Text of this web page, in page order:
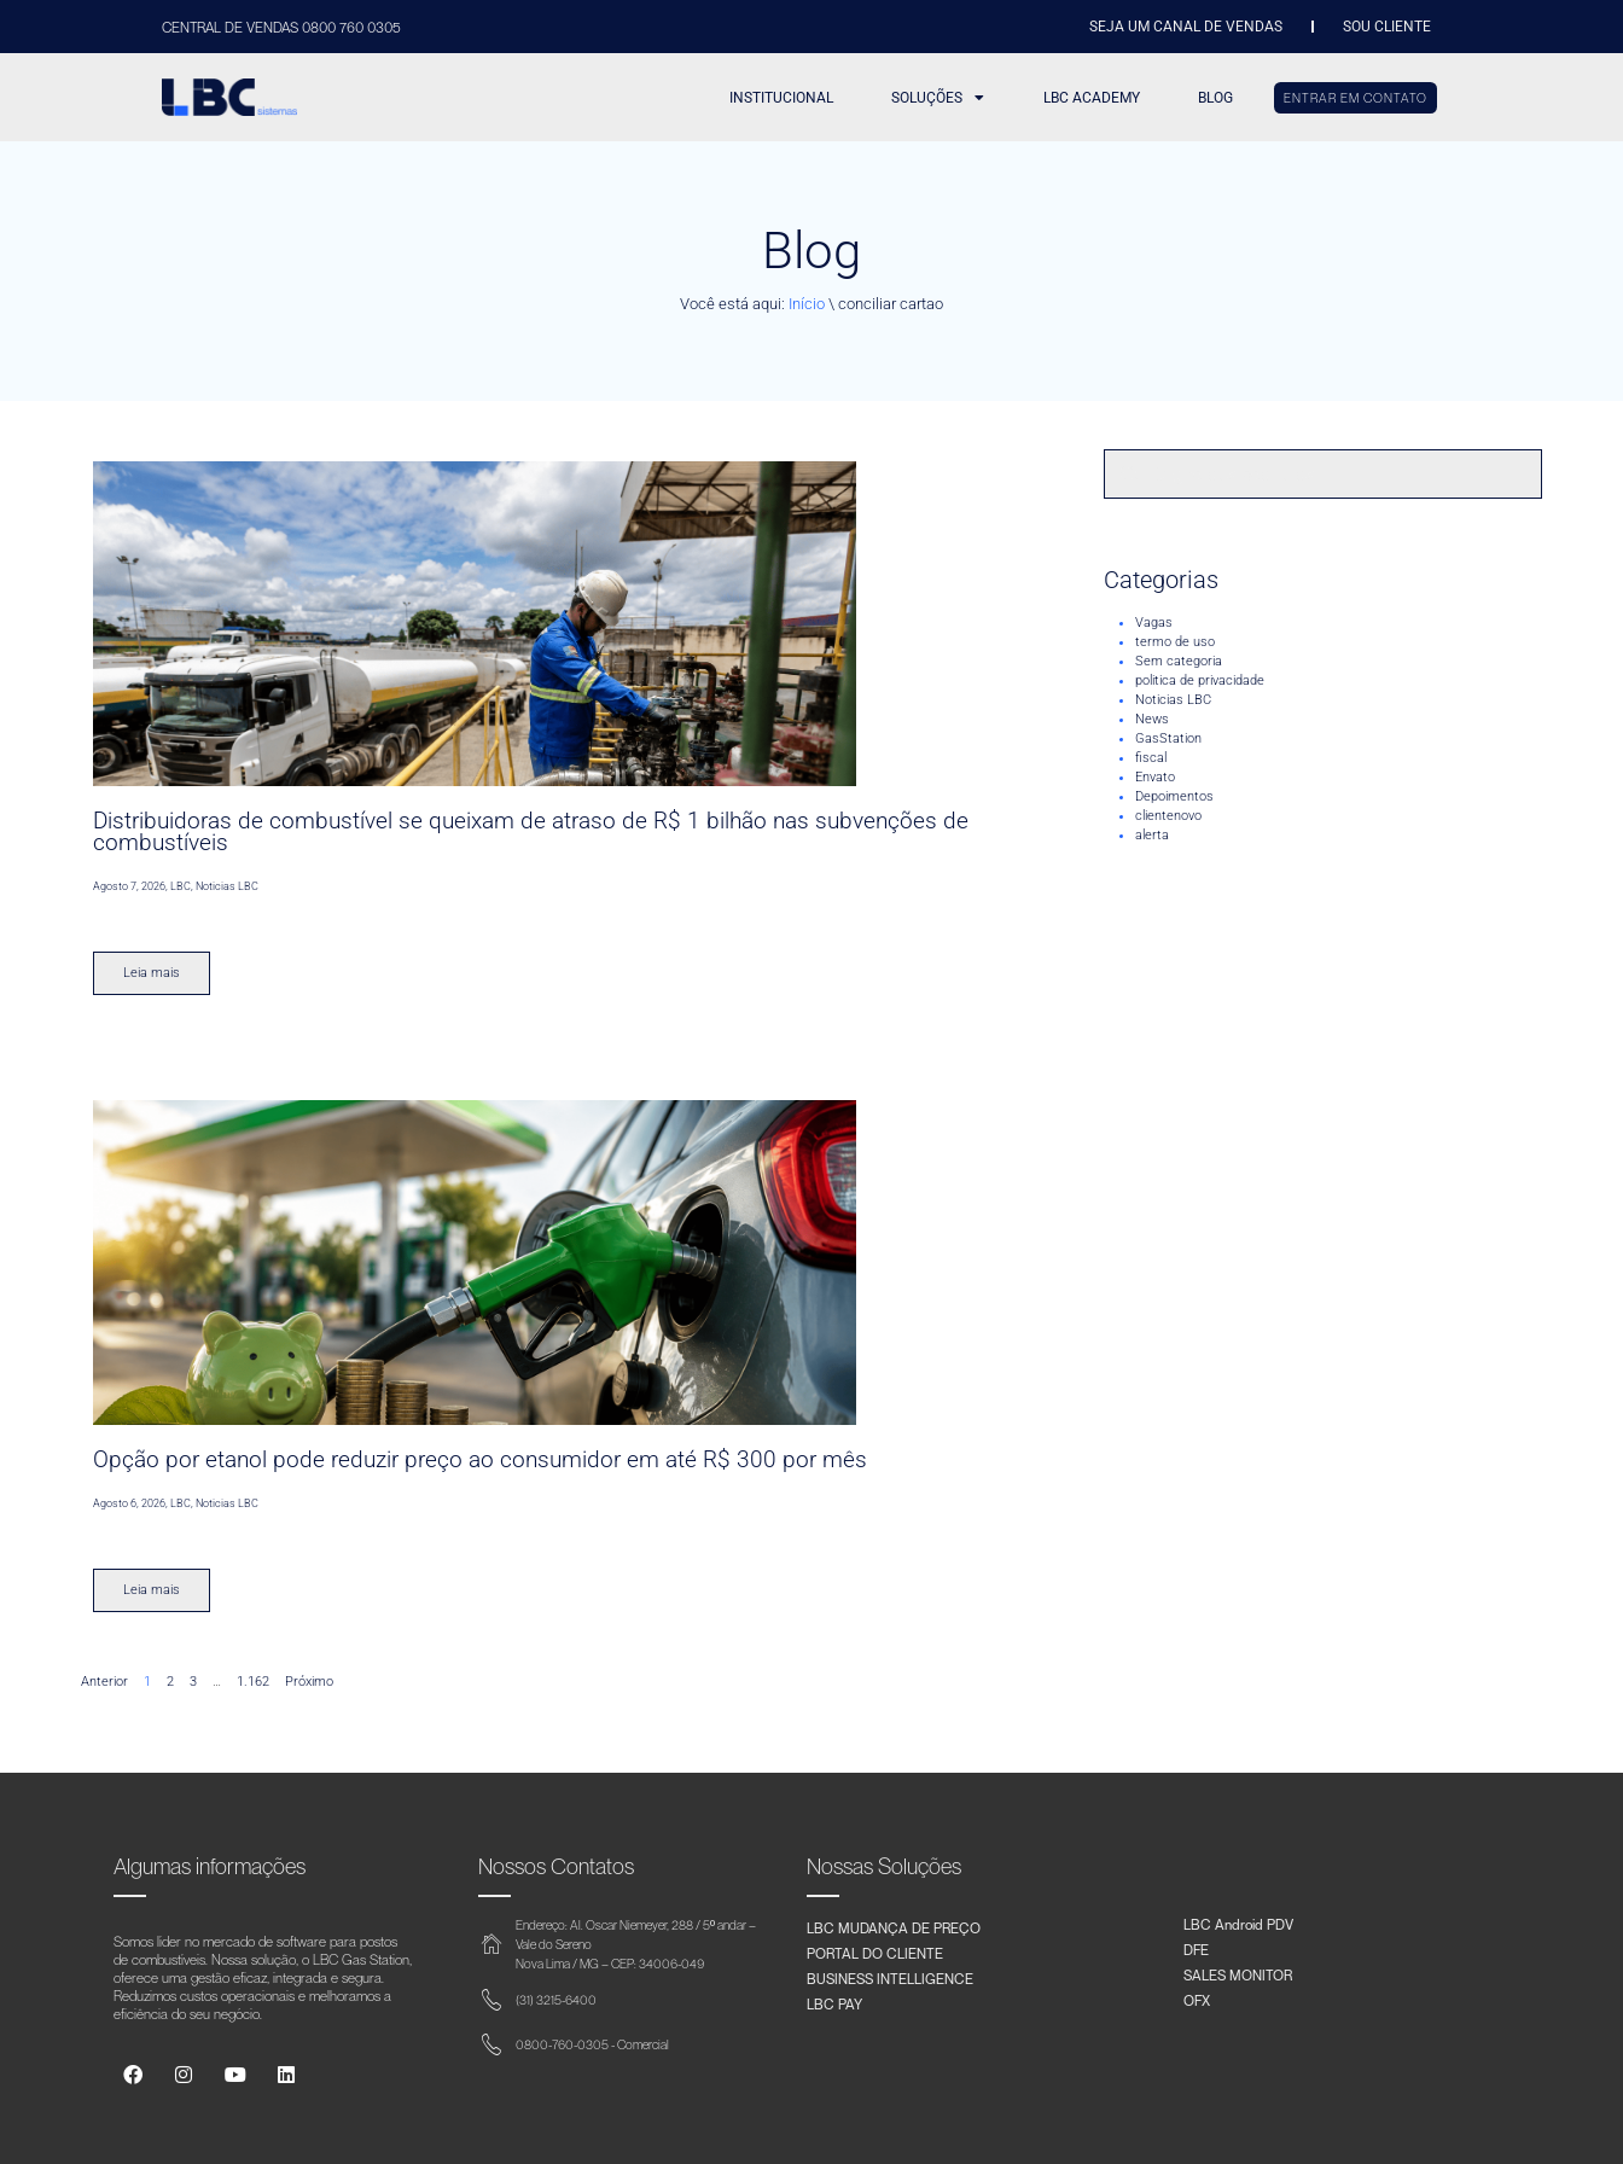
CENTRAL DE VENDAS 0800 760 0305 SEJA UM CANAL DE VENDAS SOU CLIENTE
INSTITUCIONAL SOLUÇÕES LBC ACADEMY BLOG ENTRAR EM CONTATO
Blog
Você está aqui: Início \ conciliar cartao
Distribuidoras de combustível se queixam de atraso de R$ 1 bilhão nas subvenções de
combustíveis
Agosto 7, 2026,LBC,Noticias LBC
Leia mais
Opção por etanol pode reduzir preço ao consumidor em até R$ 300 por mês
Agosto 6, 2026 ,LBC Noticias LBC
Leia mais
Anterior 1 2 3 … 1.162 Próximo
Categorias
Vagas
termo de uso
Sem categoria
politica de privacidade
Noticias LBC
News
GasStation
fiscal
Envato
Depoimentos
clientenovo
alerta
Algumas informações
Somos líder no mercado de software para postos
de combustíveis. Nossa solução, o LBC Gas Station,
oferece uma gestão eficaz, integrada e segura.
Reduzimos custos operacionais e melhoramos a
eficiência do seu negócio.
Nossos Contatos
Endereço: Al. Oscar Niemeyer, 288 / 5º andar –
Vale do Sereno
Nova Lima / MG – CEP: 34006-049
(31) 3215-6400
0800-760-0305 - Comercial
Nossas Soluções
LBC MUDANÇA DE PREÇO
PORTAL DO CLIENTE
BUSINESS INTELLIGENCE
LBC PAY
LBC Android PDV
DFE
SALES MONITOR
OFX